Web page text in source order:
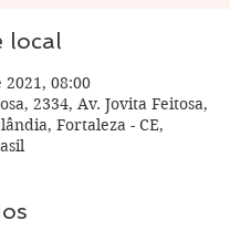
local
08:00
2334, Av. Jovita Feitosa,
Fortaleza - CE,